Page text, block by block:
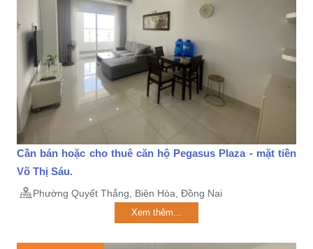
Cần bán hoặc cho thuê căn hộ Pegasus Plaza - mặt tiền
Võ Thị Sáu.
Phường Quyết Thắng, Biên Hòa, Đồng Nai
Xem thêm...